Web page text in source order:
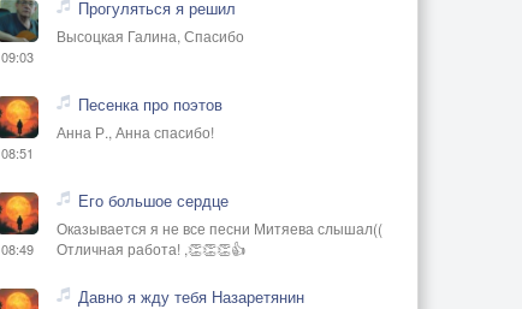
09:03
Прогуляться я решил
Высоцкая Галина, Спасибо
08:51
Песенка про поэтов
Анна Р., Анна спасибо!
08:49
Его большое сердце
Оказывается я не все песни Митяева слышал((
Отличная работа! ,👏👏👏👍
Давно я жду тебя Назаретянин